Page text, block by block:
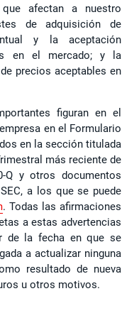
afectan a nuestro
de adquisición de
y la aceptación
en el mercado; y la
precios aceptables en
figuran en el
en el Formulario
en la sección titulada
más reciente de
Q y otros documentos
a los que se puede
. Todas las afirmaciones
a estas advertencias
de la fecha en que se
a actualizar ninguna
resultado de nueva
u otros motivos.